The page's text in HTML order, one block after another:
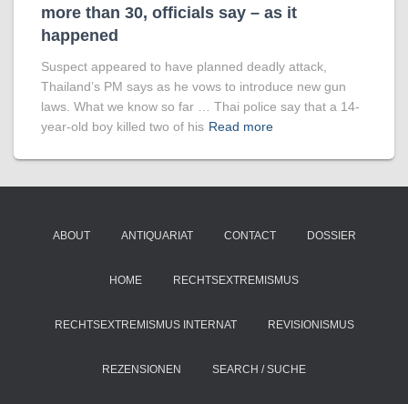
more than 30, officials say – as it
happened
Suspect appeared to have planned deadly attack,
Thailand’s PM says as he vows to introduce new gun
laws. What we know so far … Thai police say that a 14-
year-old boy killed two of his Read more
ABOUT ANTIQUARIAT CONTACT DOSSIER
HOME RECHTSEXTREMISMUS
RECHTSEXTREMISMUS INTERNAT REVISIONISMUS
REZENSIONEN SEARCH / SUCHE